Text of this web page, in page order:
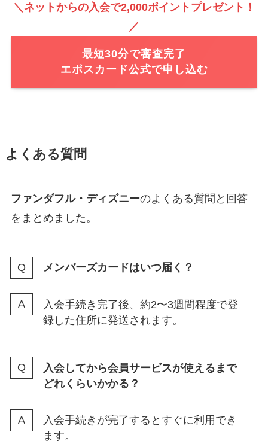
＼ネットからの入会で2,000ポイントプレゼント！
／
最短30分で審査完了
エポスカード公式で申し込む
よくある質問
ファンダフル・ディズニーのよくある質問と回答
をまとめました。
メンバーズカードはいつ届く？
入会手続き完了後、約2〜3週間程度で登
録した住所に発送されます。
入会してから会員サービスが使えるまで
どれくらいかかる？
入会手続きが完了するとすぐに利用でき
ます。